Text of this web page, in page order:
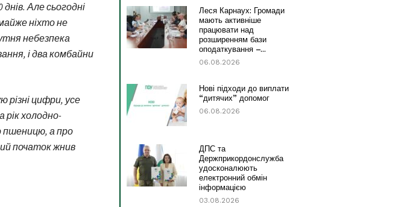
Але сьогодні
ніхто не
небезпека
і два комбайни
різні цифри, усе
рік холодно-
пшеницю, а про
початок жнив
Леся Карнаух: Громади
мають активніше
працювати над
розширенням бази
оподаткування –...
06.08.2026
Нові підходи до виплати
“дитячих” допомог
06.08.2026
ДПС та
Держприкордонслужба
удосконалюють
електронний обмін
інформацією
03.08.2026